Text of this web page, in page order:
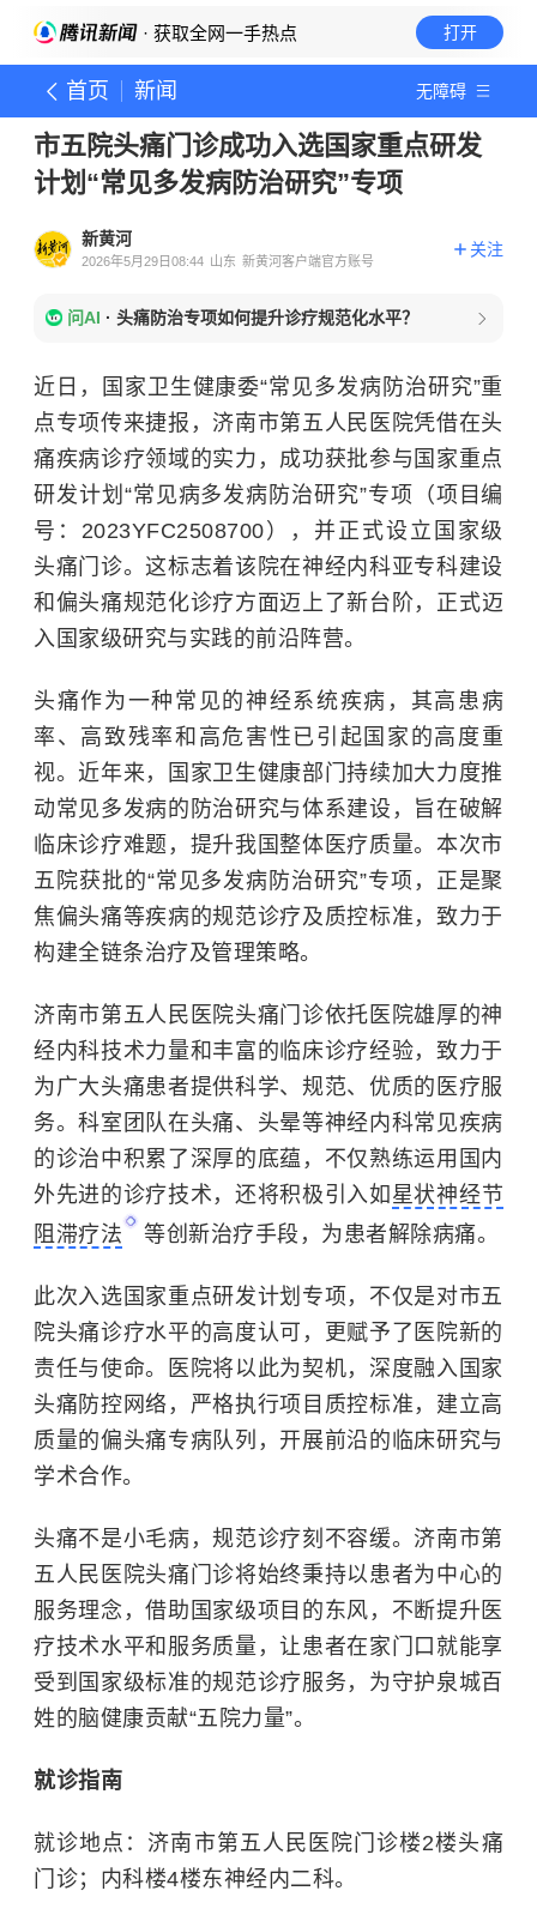
· 获取全网一手热点 打开
首页 新闻 无障碍
市五院头痛门诊成功入选国家重点研发
计划“常见多发病防治研究”专项
新黄河
2026年5月29日08:44 山东 新黄河客户端官方账号
关注
问AI · 头痛防治专项如何提升诊疗规范化水平？
近日，国家卫生健康委“常见多发病防治研究”重
点专项传来捷报，济南市第五人民医院凭借在头
痛疾病诊疗领域的实力，成功获批参与国家重点
研发计划“常见病多发病防治研究”专项（项目编
号：2023YFC2508700），并正式设立国家级
头痛门诊。这标志着该院在神经内科亚专科建设
和 偏头痛规范化诊疗方面迈上了新台阶，正式迈
入国家级研究与实践的前沿阵营。
头痛作为一种常见的神经系统疾病，其高患病
率、高致残率和高危害性已引起国家的高度重
视。近年来，国家卫生健康部门持续加大力度推
动常见多发病的防治研究与体系建设，旨在破解
临床诊疗难题，提升我国整体医疗质量。本次市
五院获批的“常见多发病防治研究”专项，正是聚
焦偏头痛等疾病的规范诊疗及质控标准，致力于
构建全链条治疗及管理策略。
济南市第五人民医院头痛门诊依托医院雄厚的神
经内科技术力量和丰富的临床诊疗经验，致力于
为广大头痛患者提供科学、规范、优质的医疗服
务。科室团队在头痛、头晕等神经内科常见疾病
的诊治中积累了深厚的底蕴，不仅熟练运用国内
外先进的诊疗技术，还将积极引入如 星状神经节
阻滞疗法
等创新治疗手段，为患者解除病痛。
此次入选国家重点研发计划专项，不仅是对市五
院头痛诊疗水平的高度认可，更赋予了医院新的
责任与使命。医院将以此为契机，深度融入国家
头痛防控网络，严格执行项目质控标准，建立高
质量的偏头痛专病队列，开展前沿的临床研究与
学术合作。
头痛不是小毛病，规范诊疗刻不容缓。济南市第
五人民医院头痛门诊将始终秉持以患者为中心的
服务理念，借助国家级项目的东风，不断提升医
疗技术水平和服务质量，让患者在家门口就能享
受到国家级标准的规范诊疗服务，为守护泉城百
姓的脑健康贡献“五院力量”。
就诊指南
就诊地点：济南市第五人民医院门诊楼2楼头痛
门诊；内科楼4楼东神经内二科。